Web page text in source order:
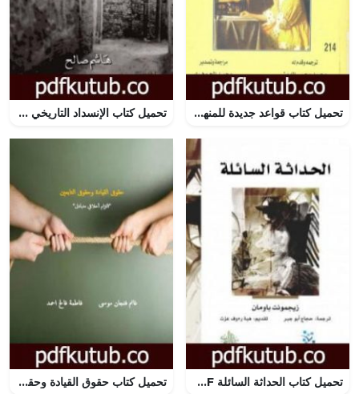
تحميل كتاب قواعد جديدة للمنهج في علم الاجتماع PDF تأليف أنتوني جيدنز مجانا [كامل] تحميل كتاب الإنسداد التاريخي PDF تأليف هاشم صالح مجانا [كامل]
تحميل كتاب الحداثة السائلة PDF تأليف زيجمونت باومان مجانا [كامل] تحميل كتاب حقوق القيادة وحقوق التابعين – التزام أخلاقي متبادل PDF تأليف غانم فنجان موسى وفاطمة فالح احمد مجانا [كامل]